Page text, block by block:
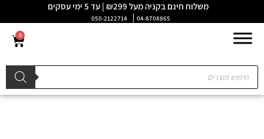
משלוח חינם בקניה מעל ₪299 | עד 5 ימי עסקים
04-8708865
050-2122714
0